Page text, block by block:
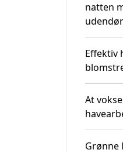
natten
Effektiv
At
Grønne